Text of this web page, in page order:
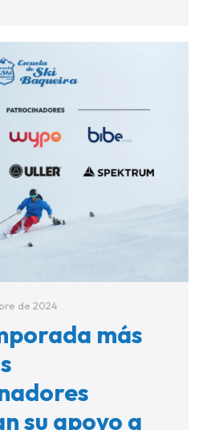
de 2024
más
su apoyo a